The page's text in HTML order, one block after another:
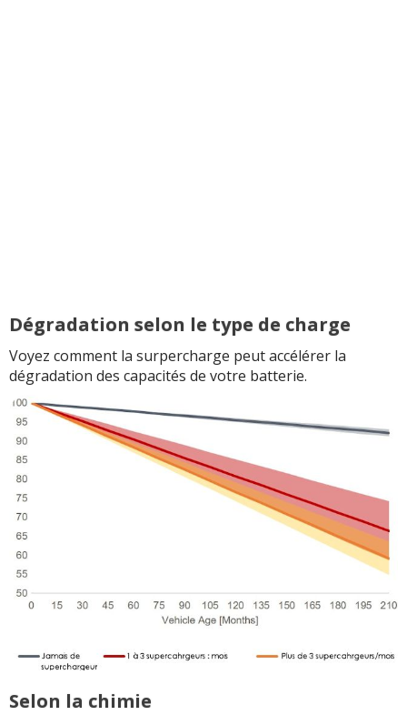
Dégradation selon le type de charge
Voyez comment la surpercharge peut accélérer la
dégradation des capacités de votre batterie.
Selon la chimie